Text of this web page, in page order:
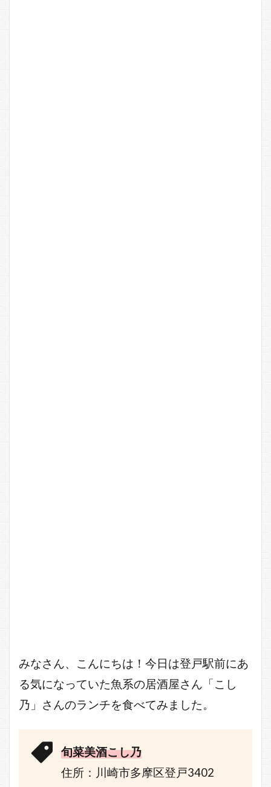
みなさん、こんにちは！今日は登戸駅前にあ
る気になっていた魚系の居酒屋さん「こし
乃」さんのランチを食べてみました。
旬菜美酒こし乃
住所：川崎市多摩区登戸3402